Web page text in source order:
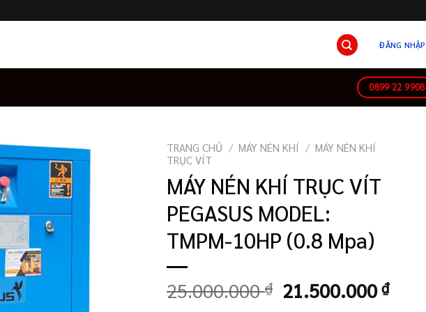
ĐĂNG NHẬP
0899 22 9908
TRANG CHỦ / MÁY NÉN KHÍ / MÁY NÉN KHÍ
TRỤC VÍT
MÁY NÉN KHÍ TRỤC VÍT
PEGASUS MODEL:
TMPM-10HP (0.8 Mpa)
25.000.000₫ Giá
21.500.000₫Giá